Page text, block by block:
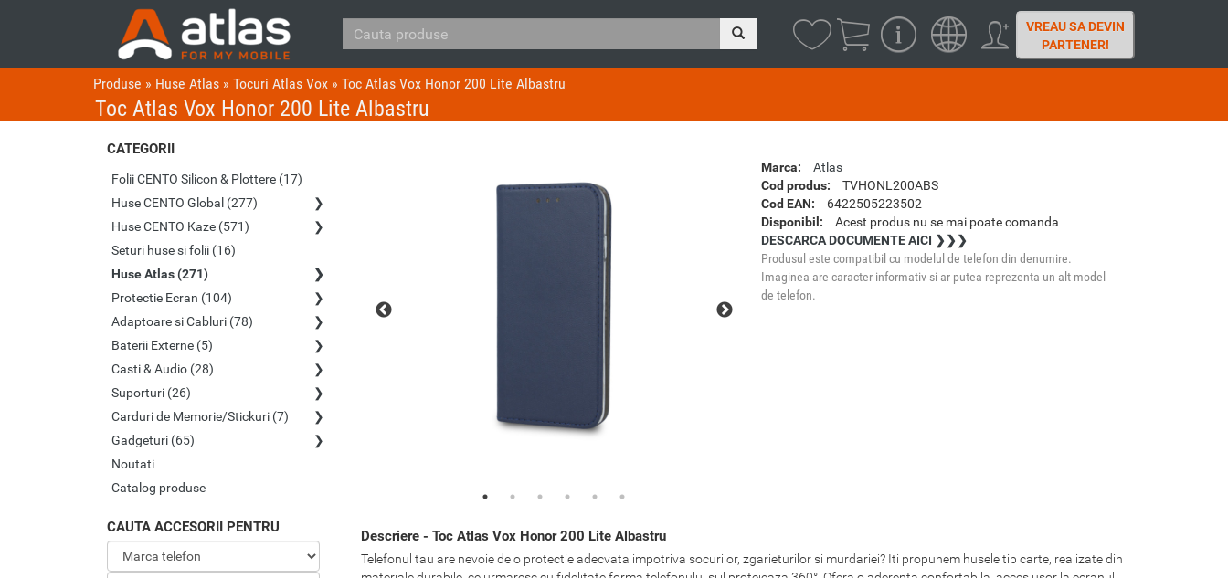
VREAU SA DEVIN
PARTENER!
Produse » Huse Atlas » Tocuri Atlas Vox » Toc Atlas Vox Honor 200 Lite Albastru
Toc Atlas Vox Honor 200 Lite Albastru
CATEGORII
Folii CENTO Silicon & Plottere (17)
Huse CENTO Global (277)
Huse CENTO Kaze (571)
Seturi huse si folii (16)
Huse Atlas (271)
Protectie Ecran (104)
Adaptoare si Cabluri (78)
Baterii Externe (5)
Casti & Audio (28)
Suporturi (26)
Carduri de Memorie/Stickuri (7)
Gadgeturi (65)
Noutati
Catalog produse
CAUTA ACCESORII PENTRU
Marca:
Atlas
Cod produs:
TVHONL200ABS
Cod EAN:
6422505223502
Disponibil:
Acest produs nu se mai poate comanda
DESCARCA DOCUMENTE AICI ❯❯❯
Produsul este compatibil cu modelul de telefon din denumire.
Imaginea are caracter informativ si ar putea reprezenta un alt model
de telefon.
Descriere - Toc Atlas Vox Honor 200 Lite Albastru
Telefonul tau are nevoie de o protectie adecvata impotriva socurilor, zgarieturilor si murdariei? Iti propunem husele tip carte, realizate din